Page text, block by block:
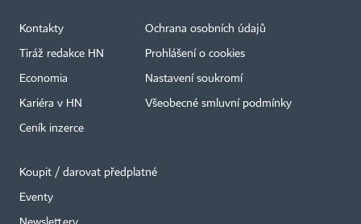
Kontakty
Tiráž redakce HN
Economia
Kariéra v HN
Ceník inzerce
Ochrana osobních údajů
Prohlášení o cookies
Nastavení soukromí
Všeobecné smluvní podmínky
Koupit / darovat předplatné
Eventy